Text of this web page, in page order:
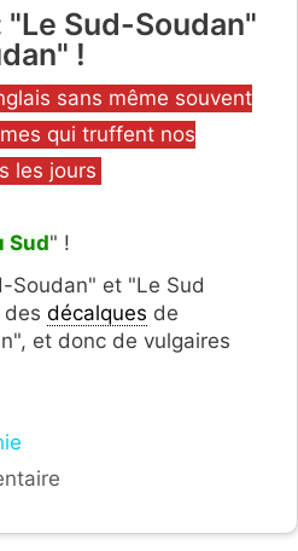
"Le Sud-Soudan"
!
sans même souvent
qui truffent nos
les jours
Sud" !
Soudan" et "Le Sud
des décalques de
et donc de vulgaires